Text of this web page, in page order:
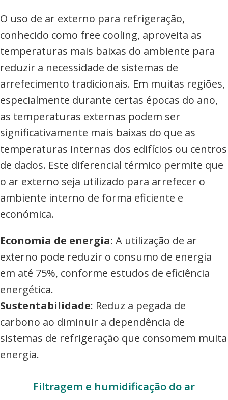
O uso de ar externo para refrigeração,
conhecido como free cooling, aproveita as
temperaturas mais baixas do ambiente para
reduzir a necessidade de sistemas de
arrefecimento tradicionais. Em muitas regiões,
especialmente durante certas épocas do ano,
as temperaturas externas podem ser
significativamente mais baixas do que as
temperaturas internas dos edifícios ou centros
de dados. Este diferencial térmico permite que
o ar externo seja utilizado para arrefecer o
ambiente interno de forma eficiente e
económica.
Economia de energia: A utilização de ar
externo pode reduzir o consumo de energia
em até 75%, conforme estudos de eficiência
energética.
Sustentabilidade: Reduz a pegada de
carbono ao diminuir a dependência de
sistemas de refrigeração que consomem muita
energia.
Filtragem e humidificação do ar